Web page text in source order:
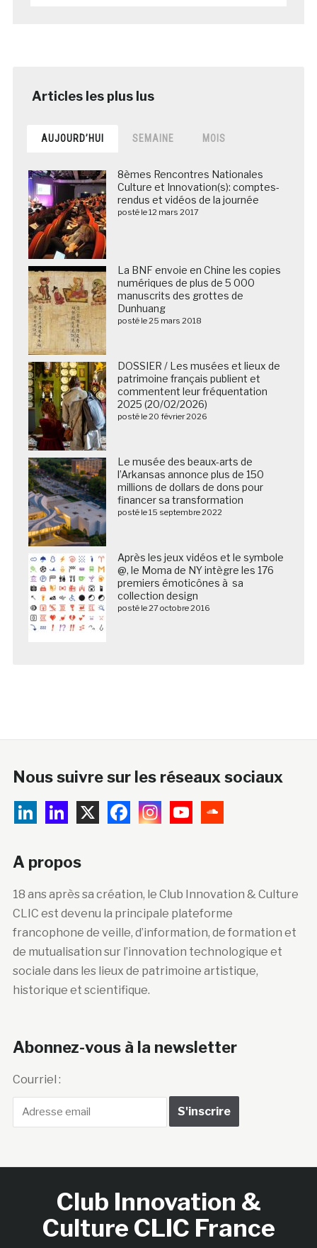
AUJOURD’HUI SEMAINE MOIS
8èmes Rencontres Nationales
Culture et Innovation(s): comptes-
rendus et vidéos de la journée
posté le 12 mars 2017
La BNF envoie en Chine les copies
numériques de plus de 5 000
manuscrits des grottes de
Dunhuang
posté le 25 mars 2018
DOSSIER / Les musées et lieux de
patrimoine français publient et
commentent leur fréquentation
2025 (20/02/2026)
posté le 20 février 2026
Le musée des beaux-arts de
l’Arkansas annonce plus de 150
millions de dollars de dons pour
financer sa transformation
posté le 15 septembre 2022
Après les jeux vidéos et le symbole
@, le Moma de NY intègre les 176
premiers émoticônes à sa
collection design
posté le 27 octobre 2016
Nous suivre sur les réseaux sociaux
A propos
18 ans après sa création, le Club Innovation & Culture
CLIC est devenu la principale plateforme
francophone de veille, d’information, de formation et
de mutualisation sur l’innovation technologique et
sociale dans les lieux de patrimoine artistique,
historique et scientifique.
Abonnez-vous à la newsletter
Courriel :
Club Innovation &
Culture CLIC France